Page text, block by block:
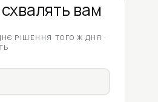
вам
РІШЕННЯ ТОГО Ж ДНЯ ·